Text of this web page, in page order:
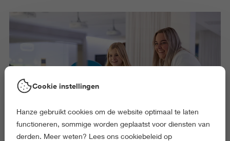
Cookie instellingen
Hanze gebruikt cookies om de website optimaal te laten
functioneren, sommige worden geplaatst voor diensten van
derden. Meer weten? Lees ons cookiebeleid op